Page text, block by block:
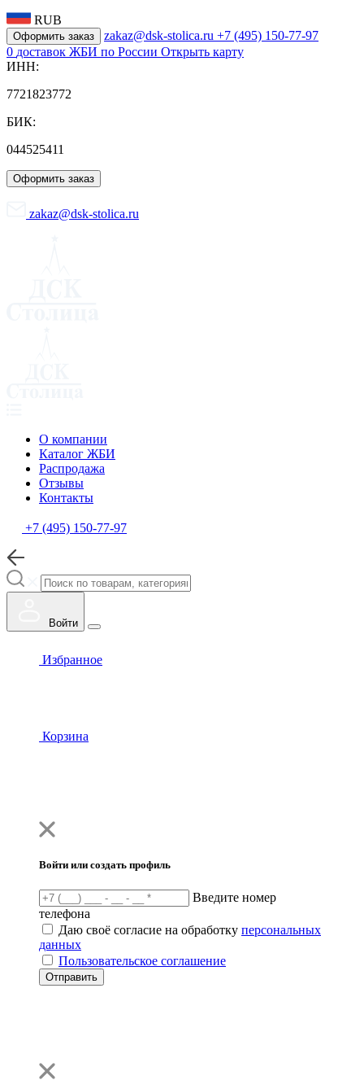
RUB
Оформить заказ zakaz@dsk-stolica.ru +7 (495) 150-77-97
0 доставок ЖБИ по России Открыть карту
ИНН:
7721823772
БИК:
044525411
Оформить заказ
zakaz@dsk-stolica.ru
О компании
Каталог ЖБИ
Распродажа
Отзывы
Контакты
+7 (495) 150-77-97
Войти
Избранное
Корзина
Войти или создать профиль
Введите номер
телефона
Даю своё согласие на обработку персональных
данных
Пользовательское соглашение
Отправить